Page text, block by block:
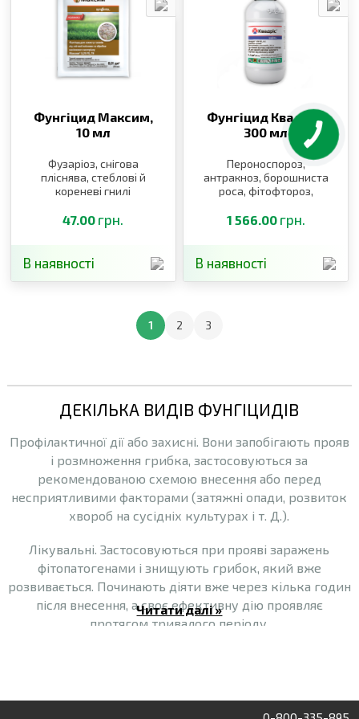
Фунгіцид Максим,
10 мл
Фузаріоз, снігова
пліснява, стеблові й
кореневі гнилі
47.00 грн.
В наявності
Фунгіцид Квадріс,
300 мл
Пероноспороз,
антракноз, борошниста
роса, фітофтороз,
бура плямистість, гнилі,
мілдью, оїдіум
1 566.00 грн.
В наявності
1 2 3
ДЕКІЛЬКА ВИДІВ ФУНГІЦИДІВ
Профілактичної дії або захисні. Вони запобігають прояв
і розмноження грибка, застосовуються за
рекомендованою схемою внесення або перед
несприятливими факторами (затяжні опади, розвиток
хвороб на сусідніх культурах і т. Д.).
Лікувальні. Застосовуються при прояві заражень
фітопатогенами і знищують грибок, який вже
розвивається. Починають діяти вже через кілька годин
після внесення, а своє ефективну дію проявляє
протягом тривалого періоду.
органах рослин. Незалежно від того потрапили вони на
Читати далі »